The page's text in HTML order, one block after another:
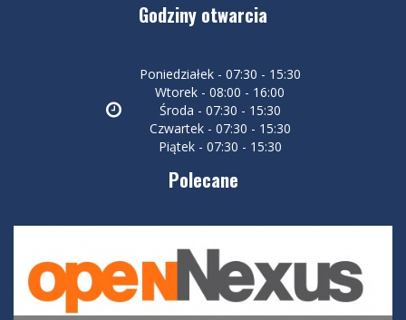
Godziny otwarcia
Poniedziałek - 07:30 - 15:30
Wtorek - 08:00 - 16:00
Środa - 07:30 - 15:30
Czwartek - 07:30 - 15:30
Piątek - 07:30 - 15:30
Polecane